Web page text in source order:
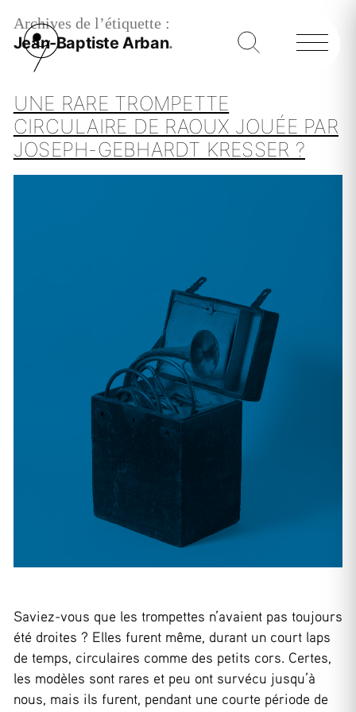
Archives de l’étiquette :
Jean-Baptiste Arban
UNE RARE TROMPETTE
CIRCULAIRE DE RAOUX JOUÉE PAR
JOSEPH-GEBHARDT KRESSER ?
Saviez-vous que les trompettes n’avaient pas toujours
été droites ? Elles furent même, durant un court laps
de temps, circulaires comme des petits cors. Certes,
les modèles sont rares et peu ont survécu jusqu’à
nous, mais ils furent, pendant une courte période de